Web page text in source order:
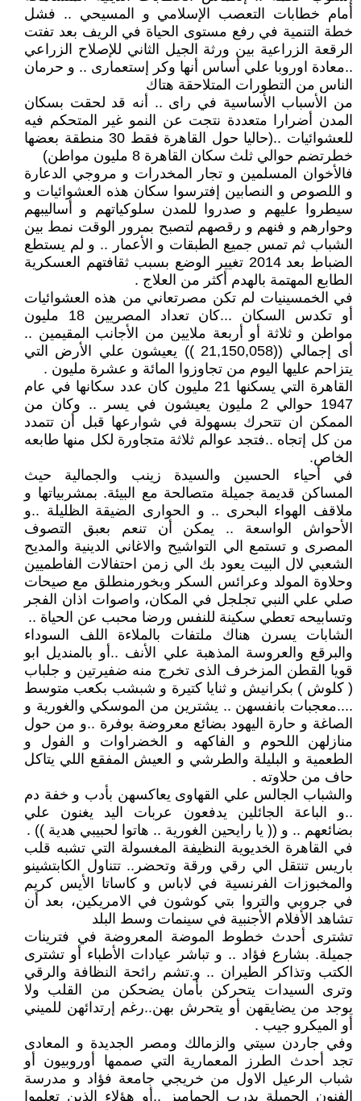
أمام خطابات التعصب الإسلامي و المسيحي .. فشل
خطة التنمية في رفع مستوى الحياة في الريف بعد تفتت
الرقعة الزراعية بين ورثة الجيل الثاني للإصلاح الزراعي
..معادة اوروبا علي أساس أنها وكر إستعمارى .. و حرمان
الناس من التطورات المتلاحقة هتاك
من الأسباب الأساسية في راى .. أنه قد لحقت بسكان
المدن أضرارا متعددة نتجت عن النمو غير المتحكم فيه
للعشوائيات ..(حاليا حول القاهرة فقط 30 منطقة بعضها
خطرتضم حوالي ثلث سكان القاهرة 8 مليون مواطن)
فالأخوان المسلمين و تجار المخدرات و مروجي الدعارة
و اللصوص و النصابين إفترسوا سكان هذه العشوائيات و
سيطروا عليهم و صدروا للمدن سلوكياتهم و أساليبهم
وحوارهم و فنهم و رقصهم لتصبح بمرور الوقت نمط بين
الشباب ثم تمس جميع الطبقات و الأعمار .. و لم يستطع
الضباط بعد 2014 تغيير الوضع بسبب ثقافتهم العسكرية
الطابع المهتمة بالهدم أكثر من العلاج .
في الخمسينيات لم تكن مصرتعاني من هذه العشوائيات
أو تكدس السكان ...كان تعداد المصريين 18 مليون
مواطن و ثلاثة أو أربعة ملايين من الأجانب المقيمين ..
أى إجمالي ((21,150,058 )) يعيشون علي الأرض التي
يتزاحم عليها اليوم من تجاوزوا المائة و عشرة مليون .
القاهرة التي يسكنها 21 مليون كان عدد سكانها في عام
1947 حوالي 2 مليون يعيشون في يسر .. وكان من
الممكن ان تتحرك بسهولة في شوارعها قبل أن تتمدد
من كل إتجاه ..فتجد عوالم ثلاثة متجاورة لكل منها طابعه
الخاص.
في أحياء الحسين والسيدة زينب والجمالية حيث
المساكن قديمة جميلة متصالحة مع البيئة. بمشربياتها و
ملاقف الهواء البحرى .. و الحوارى الضيقة الظليلة ..و
الأحواش الواسعة .. يمكن أن تنعم بعبق التصوف
المصرى و تستمع الي التواشيح والاغاني الدينية والمديح
الشعبي لال البيت يعود بك الي زمن احتفالات الفاطميين
وحلاوة المولد وعرائس السكر وبخورمنطلق مع صيحات
صلي علي النبي تجلجل في المكان، واصوات اذان الفجر
وتسابيحه تعطي سكينة للنفس ورضا محبب عن الحياة ..
الشابات يسرن هناك ملتفات بالملاءة اللف السوداء
والبرقع والعروسة المذهبة علي الأنف ..أو بالمنديل ابو
قويا القطن المزخرف الذى تخرج منه ضفيرتين و جلباب
( كلوش ) بكرانيش و ثنايا كتيرة و شبشب بكعب متوسط
....معجبات بانفسهن .. يشترين من الموسكي والغورية و
الصاغة و حارة اليهود بضائع معروضة بوفرة ..و من حول
منازلهن اللحوم و الفاكهه و الخضراوات و الفول و
الطعمية و البليلة والطرشي و العيش المفقع اللي يتاكل
حاف من حلاوته .
والشباب الجالس علي القهاوى يعاكسهن بأدب و خفة دم
..و الباعة الجائلين يدفعون عربات اليد يغنون علي
بضائعهم .. و (( يا رايحين الغورية .. هاتوا لحبيبي هدية )) .
في القاهرة الخديوية النظيفة المغسولة التي تشبه قلب
باريس تنتقل الي رقي ورقة وتحضر.. تتناول الكابتشينو
والمخبوزات الفرنسية في لاباس و كاساتا الأيس كريم
في جروبي والتروا بتي كوشون في الامريكين، بعد أن
تشاهد الأفلام الأجنبية في سينمات وسط البلد
تشترى أحدث خطوط الموضة المعروضة في فترينات
جميلة. بشارع فؤاد .. و تباشر عيادات الأطباء أو تشترى
الكتب وتذاكر الطيران .. و.تشم رائحة النظافة والرقي
وترى السيدات يتحركن بأمان يضحكن من القلب ولا
يوجد من يضايقهن أو يتحرش بهن..رغم إرتدائهن للميني
أو الميكرو جيب .
وفي جاردن سيتي والزمالك ومصر الجديدة و المعادى
تجد أحدث الطرز المعمارية التي صممها أوروبيون أو
شباب الرعيل الاول من خريجي جامعة فؤاد و مدرسة
الفنون الجميلة بدرب الجماميز ..أو هؤلاء الذين تعلموا